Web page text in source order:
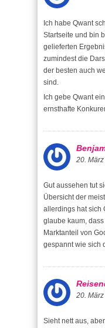
Ich habe Qwant
Startseite und bin
gelieferten
zumindest die
der besten auch
sind.
Ich gebe Qwant
ernsthafte
20.
Gut aussehen tut
Übersicht der
allerdings hat sich
glaube kaum,
Marktanteil von
gespannt wie sich
20.
Sieht nett aus,